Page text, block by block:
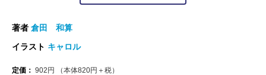
著者 倉田 和算
イラスト キャロル
定価： 902 円 （本体820円＋税）